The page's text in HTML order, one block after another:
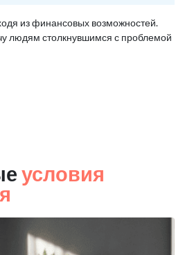
из финансовых возможностей.
людям столкнувшимся с проблемой
условия